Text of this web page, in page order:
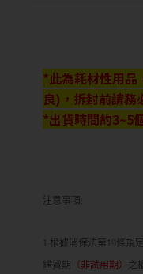
*此為耗材性用品
良)，拆封前請務
*出貨時間約3~5
注意事項:
1.根據消保法第19條規
鑑賞期
（非試用期） 之